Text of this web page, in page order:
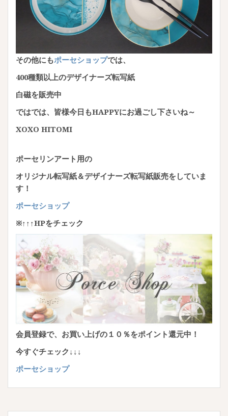
その他にもポーセショップでは、
400種類以上のデザイナーズ転写紙
白磁を販売中
ではでは、皆様今日もHAPPYにお過ごし下さいね～
XOXO HITOMI
ポーセリンアート用の
オリジナル転写紙＆デザイナーズ転写紙販売をしていま
す！
ポーセショップ
※↑↑↑HPをチェック
会員登録で、お買い上げの１０％をポイント還元中！
今すぐチェック↓↓↓
ポーセショップ